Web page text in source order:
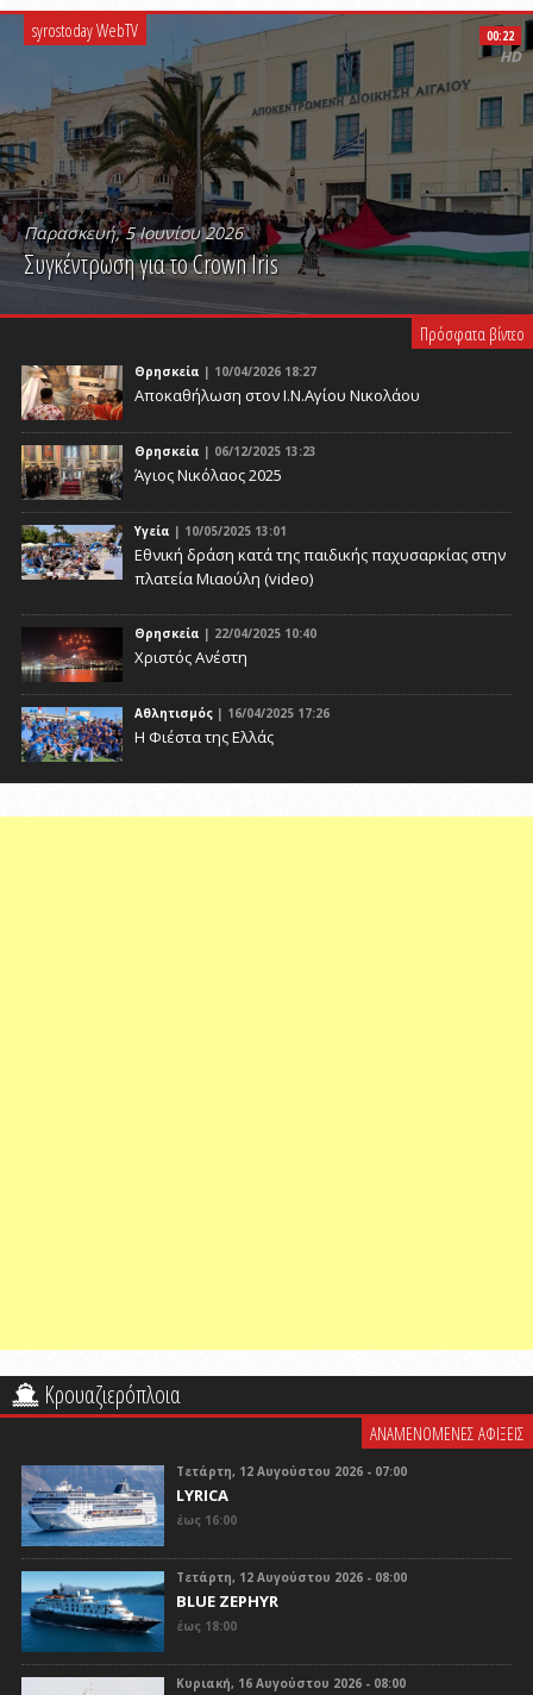
syrostoday WebTV
Παρασκευή, 5 Ιουνίου 2026
Συγκέντρωση για το Crown Iris
PLAY VIDEO
00:22
HD
Πρόσφατα βίντεο
Θρησκεία | 10/04/2026 18:27
Αποκαθήλωση στον Ι.Ν.Αγίου Νικολάου
Θρησκεία | 06/12/2025 13:23
Άγιος Νικόλαος 2025
Υγεία | 10/05/2025 13:01
Eθνική δράση κατά της παιδικής παχυσαρκίας στην
πλατεία Μιαούλη (video)
Θρησκεία | 22/04/2025 10:40
Χριστός Ανέστη
Αθλητισμός | 16/04/2025 17:26
Η Φιέστα της Ελλάς
Κρουαζιερόπλοια
ΑΝΑΜΕΝΟΜΕΝΕΣ ΑΦΙΞΕΙΣ
Τετάρτη, 12 Αυγούστου 2026 - 07:00
LYRICA
έως 16:00
Τετάρτη, 12 Αυγούστου 2026 - 08:00
BLUE ZEPHYR
έως 18:00
Κυριακή, 16 Αυγούστου 2026 - 08:00